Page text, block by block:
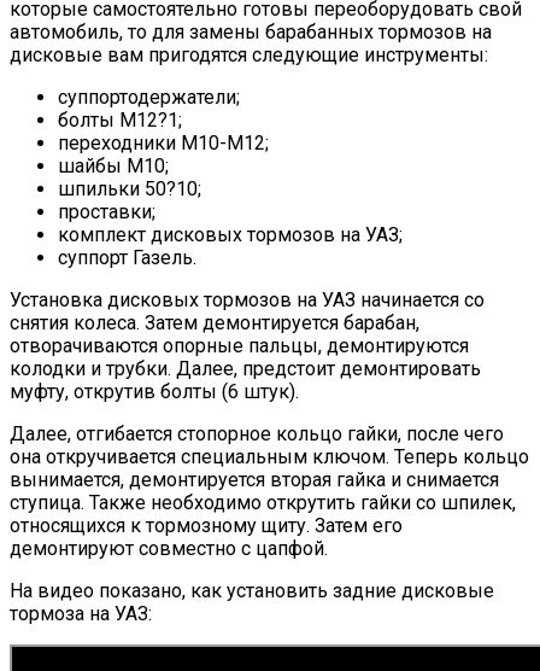
которые самостоятельно готовы переоборудовать свой
автомобиль, то для замены барабанных тормозов на
дисковые вам пригодятся следующие инструменты:
суппортодержатели;
болты М12?1;
переходники М10-М12;
шайбы М10;
шпильки 50?10;
проставки;
комплект дисковых тормозов на УАЗ;
суппорт Газель.
Установка дисковых тормозов на УАЗ начинается со
снятия колеса. Затем демонтируется барабан,
отворачиваются опорные пальцы, демонтируются
колодки и трубки. Далее, предстоит демонтировать
муфту, открутив болты (6 штук).
Далее, отгибается стопорное кольцо гайки, после чего
она откручивается специальным ключом. Теперь кольцо
вынимается, демонтируется вторая гайка и снимается
ступица. Также необходимо открутить гайки со шпилек,
относящихся к тормозному щиту. Затем его
демонтируют совместно с цапфой.
На видео показано, как установить задние дисковые
тормоза на УАЗ: